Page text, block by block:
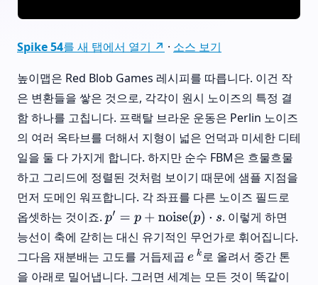
Spike 54를 새 탭에서 열기 ↗ · 소스 보기
높이맵은 Red Blob Games 레시피를 따릅니다. 이건 작
은 변환들을 쌓은 것으로, 각각이 원시 노이즈의 특정 결
함 하나를 고칩니다. 프랙탈 브라운 운동은 Perlin 노이즈
의 여러 옥타브를 더해서 지형이 넓은 언덕과 미세한 디테
일을 둘 다 가지게 합니다. 하지만 순수 FBM은 흐물흐물
하고 그리드에 정렬된 것처럼 보이기 때문에 샘플 지점을
먼저 도메인 워프합니다. 각 좌표를 다른 노이즈 필드로
옵셋하는 것이죠. p′ =p+noise(p)⋅s
. 이렇게 하면
능선이 축에 갇히는 대신 유기적인 무언가로 휘어집니다.
그다음 재분배는 고도를 거듭제곱 ek로 올려서 중간 톤
을 아래로 밀어냅니다. 그러면 세계는 모든 것이 똑같이